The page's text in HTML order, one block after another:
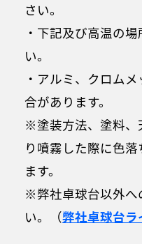
さい。
・下記及び高温の
い。
・アルミ、クロム
合があります。
※塗装方法、塗料、
り噴霧した際に色
ます。
※弊社卓球台以外へ
い。（弊社卓球台ラ